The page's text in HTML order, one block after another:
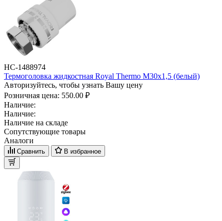
НС-1488974
Термоголовка жидкостная Royal Thermo М30х1,5 (белый)
Авторизуйтесь, чтобы узнать Вашу цену
Розничная цена: 550.00 ₽
Наличие:
Наличие:
Наличие на складе
Сопутствующие товары
Аналоги
Сравнить В избранное